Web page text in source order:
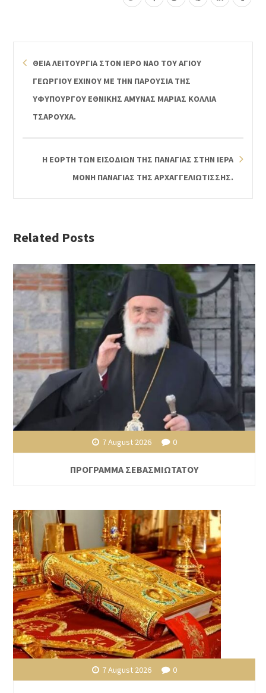
ΘΕΙΑ ΛΕΙΤΟΥΡΓΙΑ ΣΤΟΝ ΙΕΡΟ ΝΑΟ ΤΟΥ ΑΓΙΟΥ
ΓΕΩΡΓΙΟΥ ΕΧΙΝΟΥ ΜΕ ΤΗΝ ΠΑΡΟΥΣΙΑ ΤΗΣ
ΥΦΥΠΟΥΡΓΟΥ ΕΘΝΙΚΗΣ ΑΜΥΝΑΣ ΜΑΡΙΑΣ ΚΟΛΛΙΑ
ΤΣΑΡΟΥΧΑ.
Η ΕΟΡΤΗ ΤΩΝ ΕΙΣΟΔΙΩΝ ΤΗΣ ΠΑΝΑΓΙΑΣ ΣΤΗΝ ΙΕΡΑ
ΜΟΝΗ ΠΑΝΑΓΙΑΣ ΤΗΣ ΑΡΧΑΓΓΕΛΙΩΤΙΣΣΗΣ.
Related Posts
7 August 2026 0
ΠΡΟΓΡΑΜΜΑ ΣΕΒΑΣΜΙΩΤΑΤΟΥ
7 August 2026 0